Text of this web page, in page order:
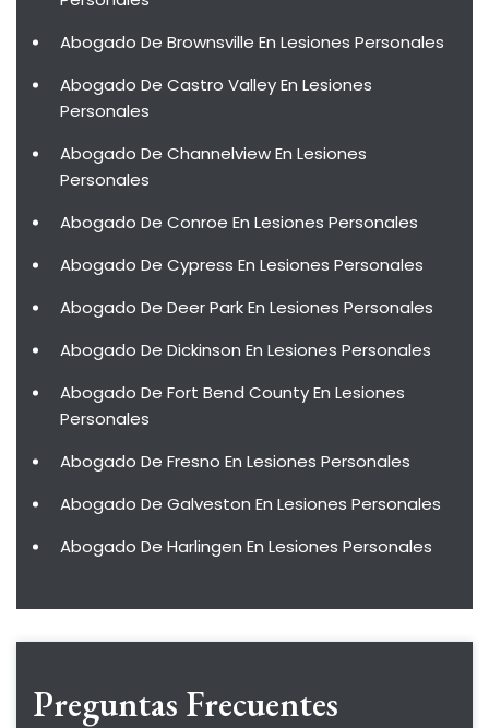
Abogado De Brownsville En Lesiones Personales
Abogado De Castro Valley En Lesiones
Personales
Abogado De Channelview En Lesiones
Personales
Abogado De Conroe En Lesiones Personales
Abogado De Cypress En Lesiones Personales
Abogado De Deer Park En Lesiones Personales
Abogado De Dickinson En Lesiones Personales
Abogado De Fort Bend County En Lesiones
Personales
Abogado De Fresno En Lesiones Personales
Abogado De Galveston En Lesiones Personales
Abogado De Harlingen En Lesiones Personales
Preguntas Frecuentes